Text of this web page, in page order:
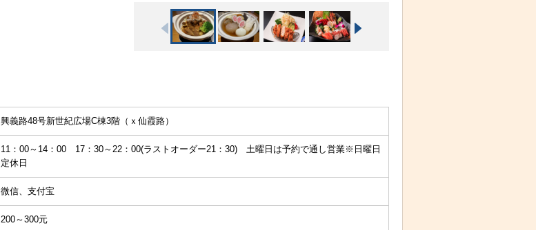
興義路48号新世紀広場C棟3階（ｘ仙霞路）
11：00～14：00 17：30～22：00(ラストオーダー21：30) 土曜日は予約で通し営業※日曜日
定休日
微信、支付宝
200～300元